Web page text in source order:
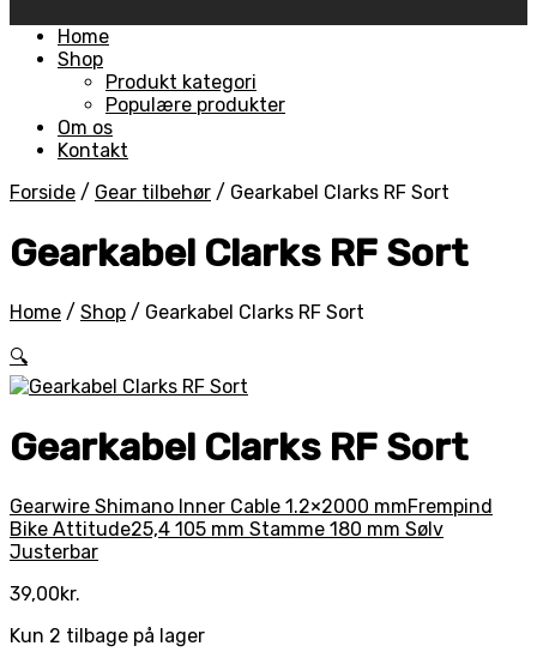
Skip
Home
Shop
Produkt kategori
Populære produkter
Om os
Kontakt
Forside / Gear tilbehør / Gearkabel Clarks RF Sort
Gearkabel Clarks RF Sort
Home / Shop / Gearkabel Clarks RF Sort
🔍
Gearkabel Clarks RF Sort
Gearwire Shimano Inner Cable 1.2×2000 mmFrempind
Bike Attitude25,4 105 mm Stamme 180 mm Sølv
Justerbar
39,00kr.
Kun 2 tilbage på lager